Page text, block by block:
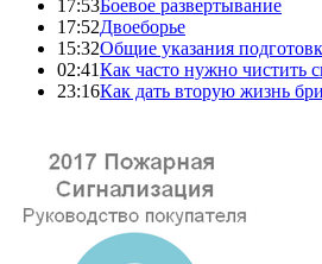
17:53Боевое развертывание
17:52Двоеборье
15:32Общие указания
02:41Как часто нужно чистить
23:16Как дать вторую жизнь